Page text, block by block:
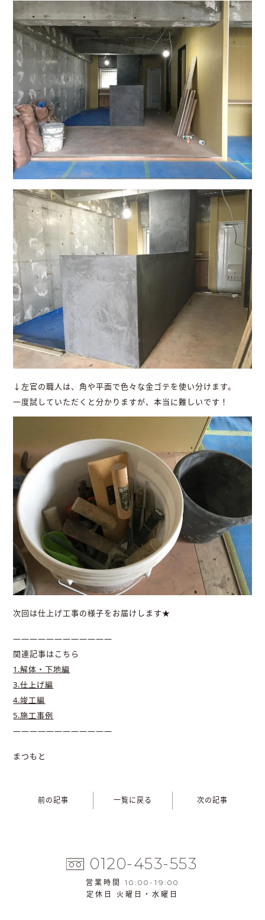
↓左官の職人は、角や平面で色々な金ゴテを使い分けます。
一度試していただくと分かりますが、本当に難しいです！
次回は仕上げ工事の様子をお届けします★
————————————
関連記事はこちら
1.解体・下地編
3.仕上げ編
4.竣工編
5.施工事例
————————————
まつもと
前の記事 一覧に戻る 次の記事
0120-453-553
営業時間 10:00-19:00
定休日 火曜日・水曜日